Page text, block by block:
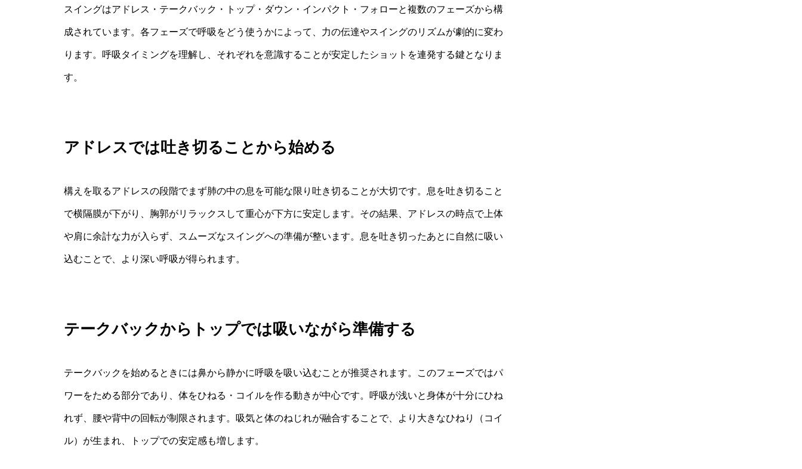
スイングはアドレス・テークバック・トップ・ダウン・インパクト・フォローと複数のフェーズから構
成されています。各フェーズで呼吸をどう使うかによって、力の伝達やスイングのリズムが劇的に変わ
ります。呼吸タイミングを理解し、それぞれを意識することが安定したショットを連発する鍵となりま
す。
アドレスでは吐き切ることから始める
構えを取るアドレスの段階でまず肺の中の息を可能な限り吐き切ることが大切です。息を吐き切ること
で横隔膜が下がり、胸郭がリラックスして重心が下方に安定します。その結果、アドレスの時点で上体
や肩に余計な力が入らず、スムーズなスイングへの準備が整います。息を吐き切ったあとに自然に吸い
込むことで、より深い呼吸が得られます。
テークバックからトップでは吸いながら準備する
テークバックを始めるときには鼻から静かに呼吸を吸い込むことが推奨されます。このフェーズではパ
ワーをためる部分であり、体をひねる・コイルを作る動きが中心です。呼吸が浅いと身体が十分にひね
れず、腰や背中の回転が制限されます。吸気と体のねじれが融合することで、より大きなひねり（コイ
ル）が生まれ、トップでの安定感も増します。